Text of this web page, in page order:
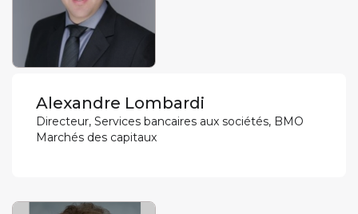
Alexandre Lombardi
Directeur, Services bancaires aux sociétés, BMO
Marchés des capitaux